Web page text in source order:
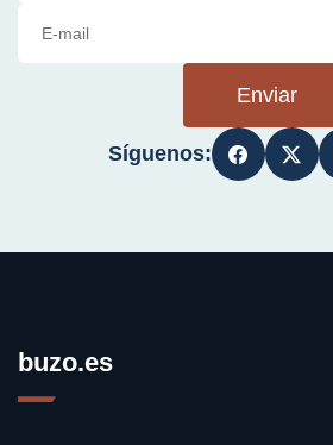
Enviar
Síguenos:
buzo.es